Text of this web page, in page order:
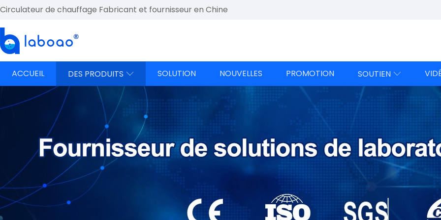
Circulateur de chauffage Fabricant et fournisseur en Chine
ACCUEIL DES PRODUITS  SOLUTION NOUVELLES PROMOTION SOUTIEN 